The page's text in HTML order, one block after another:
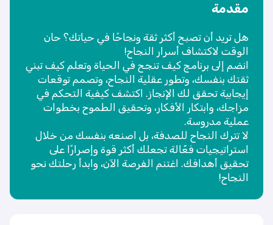
مقدمة
هل تريد أن تصبح أكثر ثقة ونجاحًا في حياتك؟ حان
الوقت لاكتشاف أسرار النجاح!
انضم إلى برنامج كيف تنجح في الحياة وتعلم كيف تبني
ثقتك بنفسك، وتطور عقلية النجاح، وتصمم توقعات
إيجابية تحقق لك الإنجاز. اكتشف كيفية التحكم في
مزاجك، وابتكار الأفكار، وتحقيق الطموح بخطوات
عملية مدروسة.
لا تترك النجاح للصدفة، بل اصنعه بنفسك من خلال
استراتيجيات فعّالة تجعلك أكثر قوة وإصرارًا على
تحقيق أهدافك. اغتنم الفرصة الآن، وابدأ رحلتك نحو
النجاح!